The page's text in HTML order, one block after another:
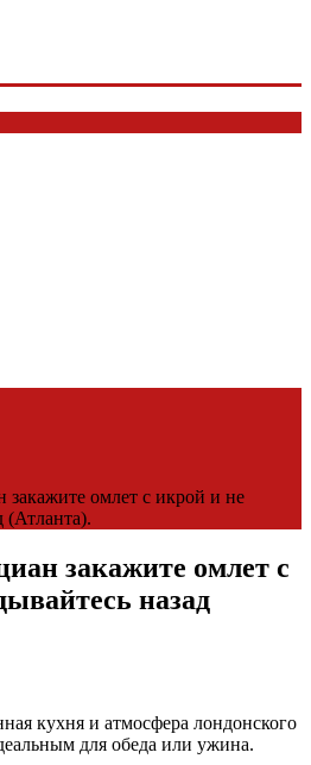
омлет с икрой и не
(Атланта).
закажите омлет с
назад
кухня и атмосфера лондонского
для обеда или ужина.